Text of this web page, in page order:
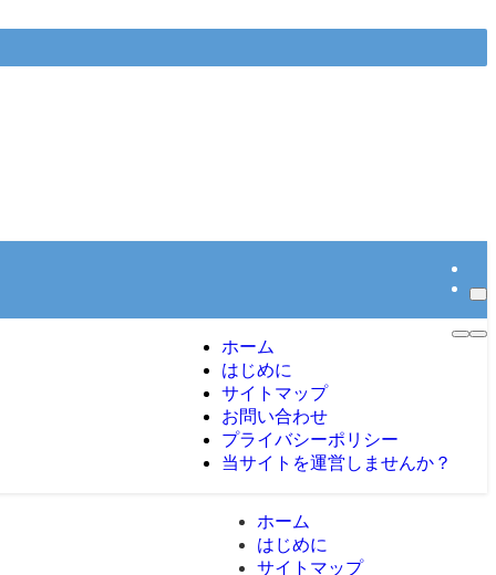
ホーム
はじめに
サイトマップ
お問い合わせ
プライバシーポリシー
当サイトを運営しませんか？
ホーム
はじめに
サイトマップ